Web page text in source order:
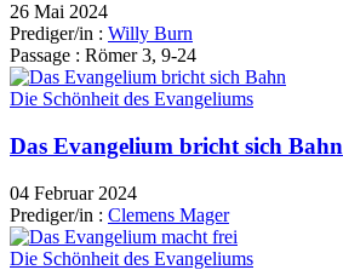
26 Mai 2024
Prediger/in : Willy Burn
Passage : Römer 3, 9-24
Die Schönheit des Evangeliums
Das Evangelium bricht sich Bahn
04 Februar 2024
Prediger/in : Clemens Mager
Die Schönheit des Evangeliums